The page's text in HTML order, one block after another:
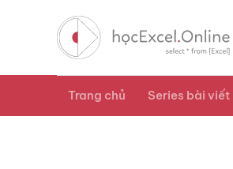
Trang chủ Series bài viết